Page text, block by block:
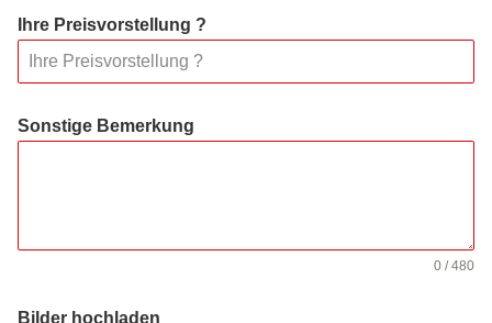
Ihre Preisvorstellung ?
Sonstige Bemerkung
0 / 480
Bilder hochladen